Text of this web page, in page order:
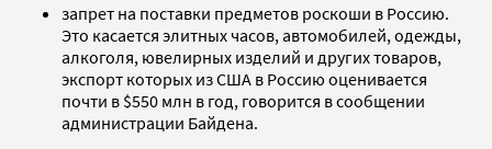
запрет на поставки предметов роскоши в Россию.
Это касается элитных часов, автомобилей, одежды,
алкоголя, ювелирных изделий и других товаров,
экспорт которых из США в Россию оценивается
почти в $550 млн в год, говорится в сообщении
администрации Байдена.